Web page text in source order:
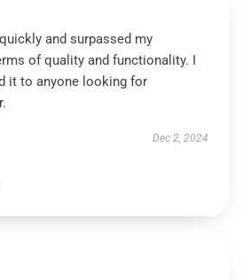
and surpassed my
of quality and functionality. I
it to anyone looking for
Dec 2, 2024